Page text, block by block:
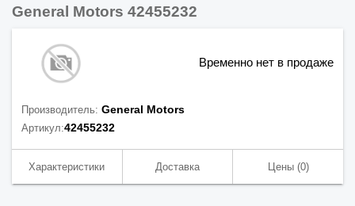
General Motors 42455232
Временно нет в продаже
Производитель: General Motors
Артикул:42455232
Характеристики Доставка Цены(0)